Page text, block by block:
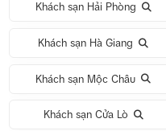
Khách sạn Hải Phòng
Khách sạn Hà Giang
Khách sạn Mộc Châu
Khách sạn Cửa Lò